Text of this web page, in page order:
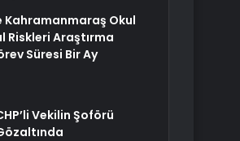
Kahramanmaraş Okul
Riskleri Araştırma
Süresi Bir Ay
Vekilin Şoförü